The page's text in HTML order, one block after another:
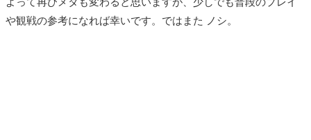
よって再びメタも変わると思いますが、少しでも普段のプレイ
や観戦の参考になれば幸いです。ではまた ノシ。